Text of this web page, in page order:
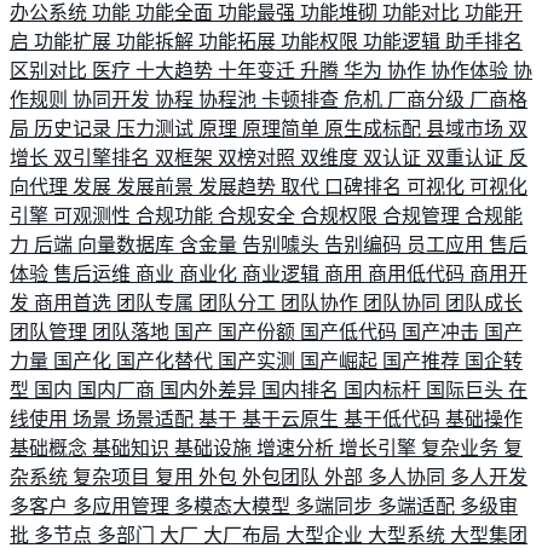
办公系统 功能 功能全面 功能最强 功能堆砌 功能对比 功能开
启 功能扩展 功能拆解 功能拓展 功能权限 功能逻辑 助手排名
区别对比 医疗 十大趋势 十年变迁 升腾 华为 协作 协作体验 协
作规则 协同开发 协程 协程池 卡顿排查 危机 厂商分级 厂商格
局 历史记录 压力测试 原理 原理简单 原生成标配 县域市场 双
增长 双引擎排名 双框架 双榜对照 双维度 双认证 双重认证 反
向代理 发展 发展前景 发展趋势 取代 口碑排名 可视化 可视化
引擎 可观测性 合规功能 合规安全 合规权限 合规管理 合规能
力 后端 向量数据库 含金量 告别噱头 告别编码 员工应用 售后
体验 售后运维 商业 商业化 商业逻辑 商用 商用低代码 商用开
发 商用首选 团队专属 团队分工 团队协作 团队协同 团队成长
团队管理 团队落地 国产 国产份额 国产低代码 国产冲击 国产
力量 国产化 国产化替代 国产实测 国产崛起 国产推荐 国企转
型 国内 国内厂商 国内外差异 国内排名 国内标杆 国际巨头 在
线使用 场景 场景适配 基于 基于云原生 基于低代码 基础操作
基础概念 基础知识 基础设施 增速分析 增长引擎 复杂业务 复
杂系统 复杂项目 复用 外包 外包团队 外部 多人协同 多人开发
多客户 多应用管理 多模态大模型 多端同步 多端适配 多级审
批 多节点 多部门 大厂 大厂布局 大型企业 大型系统 大型集团